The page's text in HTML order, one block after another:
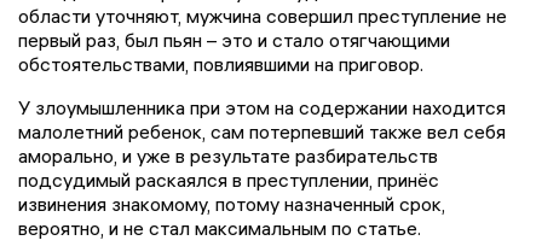
области уточняют, мужчина совершил преступление не
первый раз, был пьян – это и стало отягчающими
обстоятельствами, повлиявшими на приговор.
У злоумышленника при этом на содержании находится
малолетний ребенок, сам потерпевший также вел себя
аморально, и уже в результате разбирательств
подсудимый раскаялся в преступлении, принёс
извинения знакомому, потому назначенный срок,
вероятно, и не стал максимальным по статье.